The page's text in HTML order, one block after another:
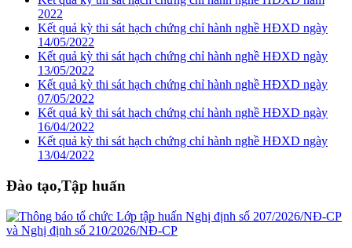
2022
Kết quả kỳ thi sát hạch chứng chỉ hành nghề HĐXD ngày
14/05/2022
Kết quả kỳ thi sát hạch chứng chỉ hành nghề HĐXD ngày
13/05/2022
Kết quả kỳ thi sát hạch chứng chỉ hành nghề HĐXD ngày
07/05/2022
Kết quả kỳ thi sát hạch chứng chỉ hành nghề HĐXD ngày
16/04/2022
Kết quả kỳ thi sát hạch chứng chỉ hành nghề HĐXD ngày
13/04/2022
Đào tạo,Tập huấn